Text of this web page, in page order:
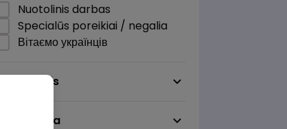
Nuotolinis darbas
Specialūs poreikiai / negalia
Вітаємо українців
Darbo sritis
Darbo vieta